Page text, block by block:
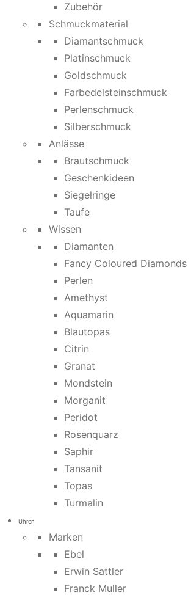
Zubehör
Schmuckmaterial
Diamantschmuck
Platinschmuck
Goldschmuck
Farbedelsteinschmuck
Perlenschmuck
Silberschmuck
Anlässe
Brautschmuck
Geschenkideen
Siegelringe
Taufe
Wissen
Diamanten
Fancy Coloured Diamonds
Perlen
Amethyst
Aquamarin
Blautopas
Citrin
Granat
Mondstein
Morganit
Peridot
Rosenquarz
Saphir
Tansanit
Topas
Turmalin
Uhren
Marken
Ebel
Erwin Sattler
Franck Muller